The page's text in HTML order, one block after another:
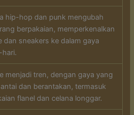
hip-hop dan punk mengubah
berpakaian, memperkenalkan
dan sneakers ke dalam gaya
hari.
menjadi tren, dengan gaya yang
dan berantakan, termasuk
flanel dan celana longgar.